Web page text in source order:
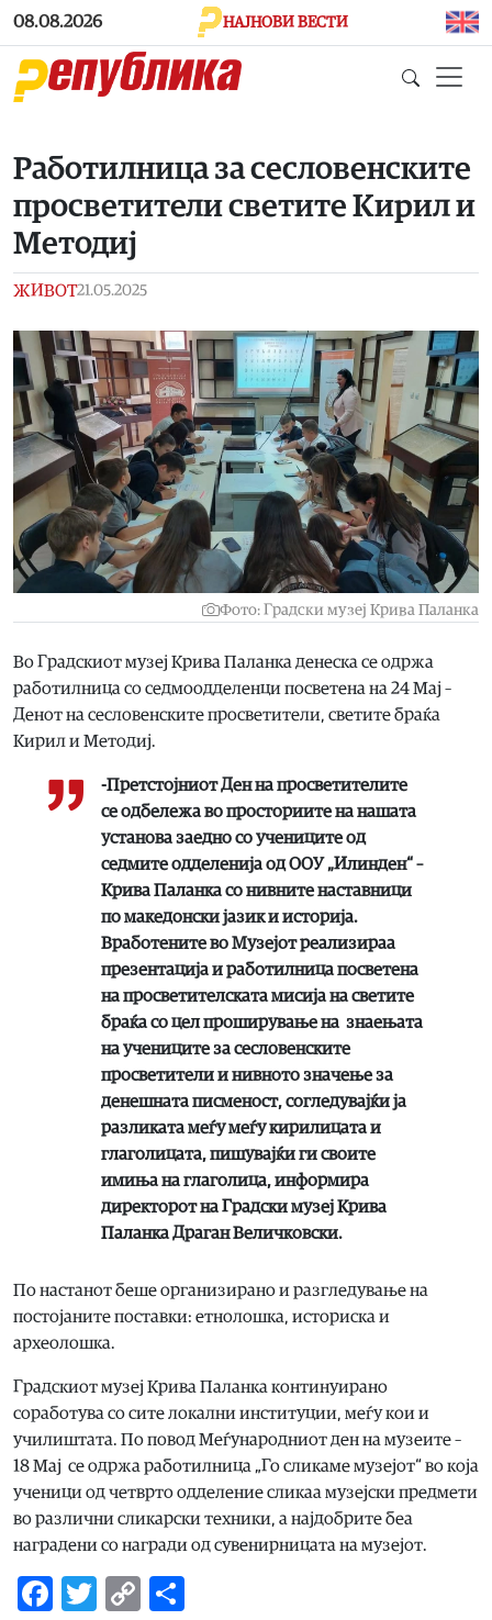
Skip to main content
08.08.2026 НАЈНОВИ ВЕСТИ
Работилница за сесловенските
просветители светите Кирил и
Методиј
ЖИВОТ21.05.2025
Фото: Градски музеј Крива Паланка
Во Градскиот музеј Крива Паланка денеска се одржа
работилница со седмоодделенци посветена на 24 Мај –
Денот на сесловенските просветители, светите браќа
Кирил и Методиј.
-Претстојниот Ден на просветителите
се одбележа во просториите на нашата
установа заедно со учениците од
седмите одделенија од ООУ „Илинден“ –
Крива Паланка со нивните наставници
по македонски јазик и историја.
Вработените во Музејот реализираа
презентација и работилница посветена
на просветителската мисија на светите
браќа со цел проширување на знаењата
на учениците за сесловенските
просветители и нивното значење за
денешната писменост, согледувајќи ја
разликата меѓу меѓу кирилицата и
глаголицата, пишувајќи ги своите
имиња на глаголица, информира
директорот на Градски музеј Крива
Паланка Драган Величковски.
По настанот беше организирано и разгледување на
постојаните поставки: етнолошка, историска и
археолошка.
Градскиот музеј Крива Паланка континуирано
соработува со сите локални институции, меѓу кои и
училиштата. По повод Меѓународниот ден на музеите –
18 Мај се одржа работилница „Го сликаме музејот“ во која
ученици од четврто одделение сликаа музејски предмети
во различни сликарски техники, а најдобрите беа
наградени со награди од сувенирницата на музејот.
Facebook
Twitter
Copy